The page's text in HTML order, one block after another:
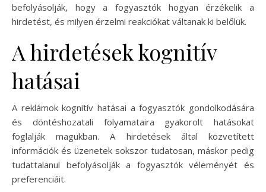
befolyásolják, hogy a fogyasztók hogyan érzékelik a
hirdetést, és milyen érzelmi reakciókat váltanak ki belőlük.
A hirdetések kognitív
hatásai
A reklámok kognitív hatásai a fogyasztók gondolkodására
és döntéshozatali folyamataira gyakorolt hatásokat
foglalják magukban. A hirdetések által közvetített
információk és üzenetek sokszor tudatosan, máskor pedig
tudattalanul befolyásolják a fogyasztók véleményét és
preferenciáit.